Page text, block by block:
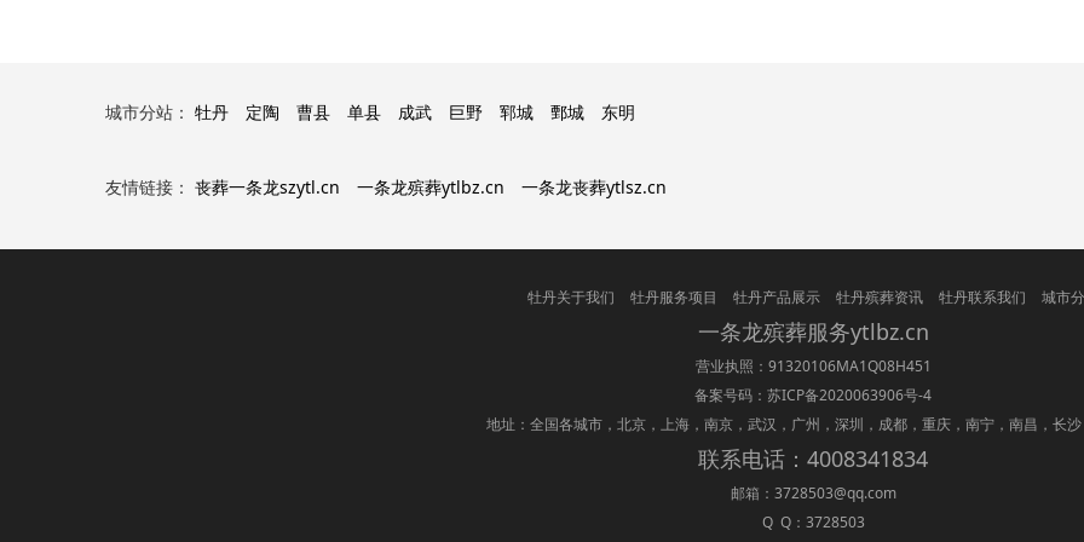
城市分站： 牡丹 定陶 曹县 单县 成武 巨野 郓城 鄄城 东明
友情链接： 丧葬一条龙szytl.cn 一条龙殡葬ytlbz.cn 一条龙丧葬ytlsz.cn
牡丹关于我们 牡丹服务项目 牡丹产品展示 牡丹殡葬资讯 牡丹联系我们 城市
一条龙殡葬服务ytlbz.cn
营业执照：91320106MA1Q08H451
备案号码： 苏ICP备2020063906号-4
地址：全国各城市，北京，上海，南京，武汉，广州，深圳，成都，重庆，南宁，南昌，长
联系电话：4008341834
邮箱：3728503@qq.com
Q Q：3728503